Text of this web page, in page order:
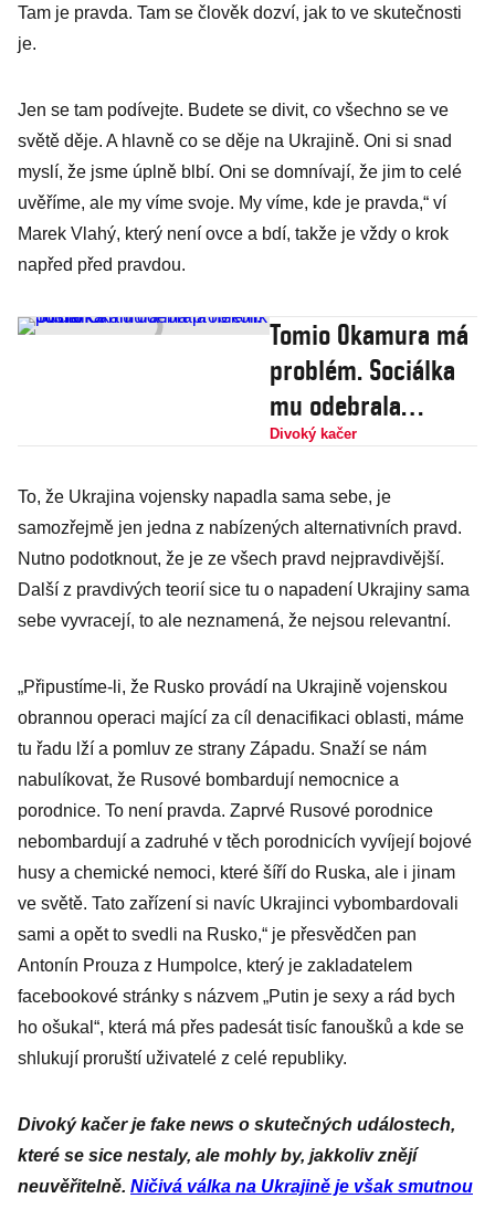
Tam je pravda. Tam se člověk dozví, jak to ve skutečnosti
je.
Jen se tam podívejte. Budete se divit, co všechno se ve
světě děje. A hlavně co se děje na Ukrajině. Oni si snad
myslí, že jsme úplně blbí. Oni se domnívají, že jim to celé
uvěříme, ale my víme svoje. My víme, kde je pravda,“ ví
Marek Vlahý, který není ovce a bdí, takže je vždy o krok
napřed před pravdou.
Tomio Okamura má
problém. Sociálka
mu odebrala
několik poslanců
Divoký kačer
To, že Ukrajina vojensky napadla sama sebe, je
samozřejmě jen jedna z nabízených alternativních pravd.
Nutno podotknout, že je ze všech pravd nejpravdivější.
Další z pravdivých teorií sice tu o napadení Ukrajiny sama
sebe vyvracejí, to ale neznamená, že nejsou relevantní.
„Připustíme-li, že Rusko provádí na Ukrajině vojenskou
obrannou operaci mající za cíl denacifikaci oblasti, máme
tu řadu lží a pomluv ze strany Západu. Snaží se nám
nabulíkovat, že Rusové bombardují nemocnice a
porodnice. To není pravda. Zaprvé Rusové porodnice
nebombardují a zadruhé v těch porodnicích vyvíjejí bojové
husy a chemické nemoci, které šíří do Ruska, ale i jinam
ve světě. Tato zařízení si navíc Ukrajinci vybombardovali
sami a opět to svedli na Rusko,“ je přesvědčen pan
Antonín Prouza z Humpolce, který je zakladatelem
facebookové stránky s názvem „Putin je sexy a rád bych
ho ošukal“, která má přes padesát tisíc fanoušků a kde se
shlukují proruští uživatelé z celé republiky.
Divoký kačer je fake news o skutečných událostech,
které se sice nestaly, ale mohly by, jakkoliv znějí
neuvěřitelně. Ničivá válka na Ukrajině je však smutnou